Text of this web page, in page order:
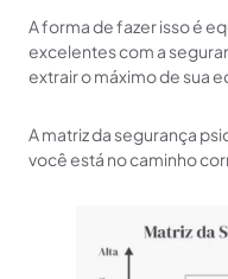
A forma de fazer isso é
excelentes com a
extrair o máximo de sua
A matriz da segurança
você está no caminho